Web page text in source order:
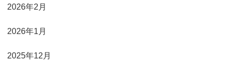
2026年2月
2026年1月
2025年12月